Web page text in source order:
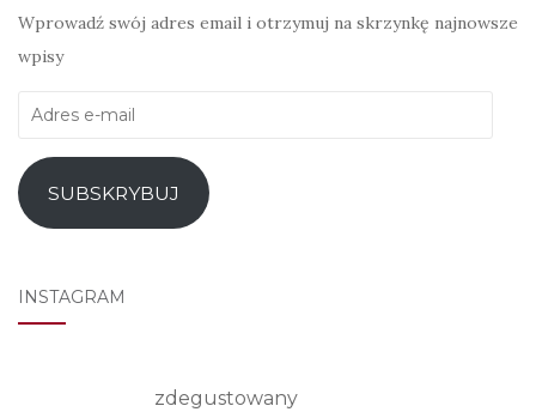
Wprowadź swój adres email i otrzymuj na skrzynkę najnowsze
wpisy
Adres
mail
SUBSKRYBUJ
INSTAGRAM
zdegustowany